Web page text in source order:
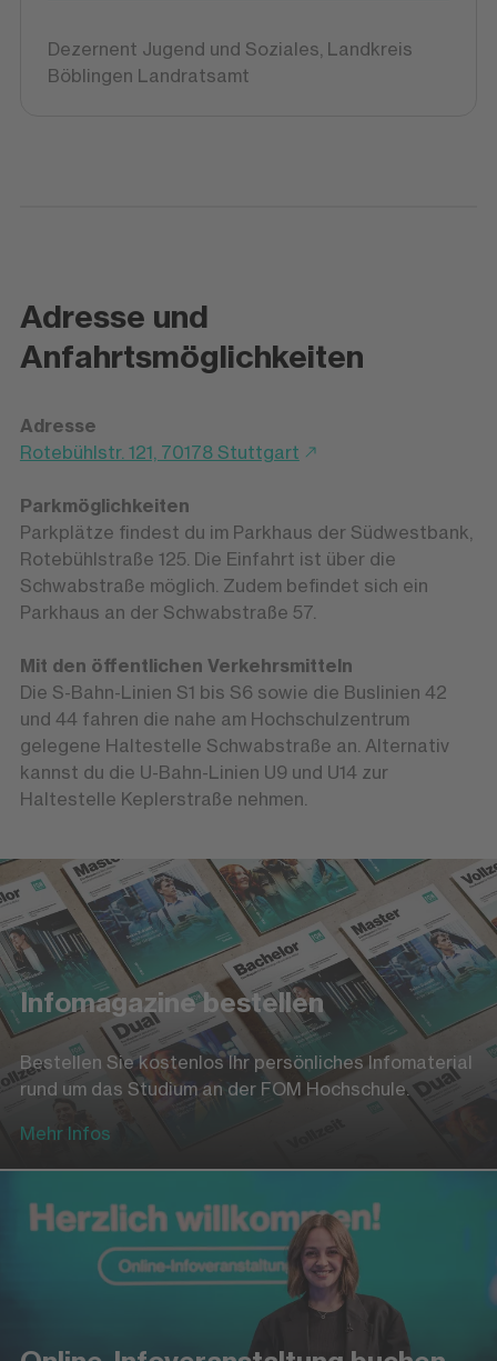
Dezernent Jugend und Soziales, Landkreis
Böblingen Landratsamt
Adresse und
Anfahrtsmöglichkeiten
Adresse
Rotebühlstr. 121, 70178 Stuttgart
Parkmöglichkeiten
Parkplätze findest du im Parkhaus der Südwestbank,
Rotebühlstraße 125. Die Einfahrt ist über die
Schwabstraße möglich. Zudem befindet sich ein
Parkhaus an der Schwabstraße 57.
Mit den öffentlichen Verkehrsmitteln
Die S-Bahn-Linien S1 bis S6 sowie die Buslinien 42
und 44 fahren die nahe am Hochschulzentrum
gelegene Haltestelle Schwabstraße an. Alternativ
kannst du die U-Bahn-Linien U9 und U14 zur
Haltestelle Keplerstraße nehmen.
Infomagazine bestellen
Bestellen Sie kostenlos Ihr persönliches Infomaterial
rund um das Studium an der FOM Hochschule.
Mehr Infos